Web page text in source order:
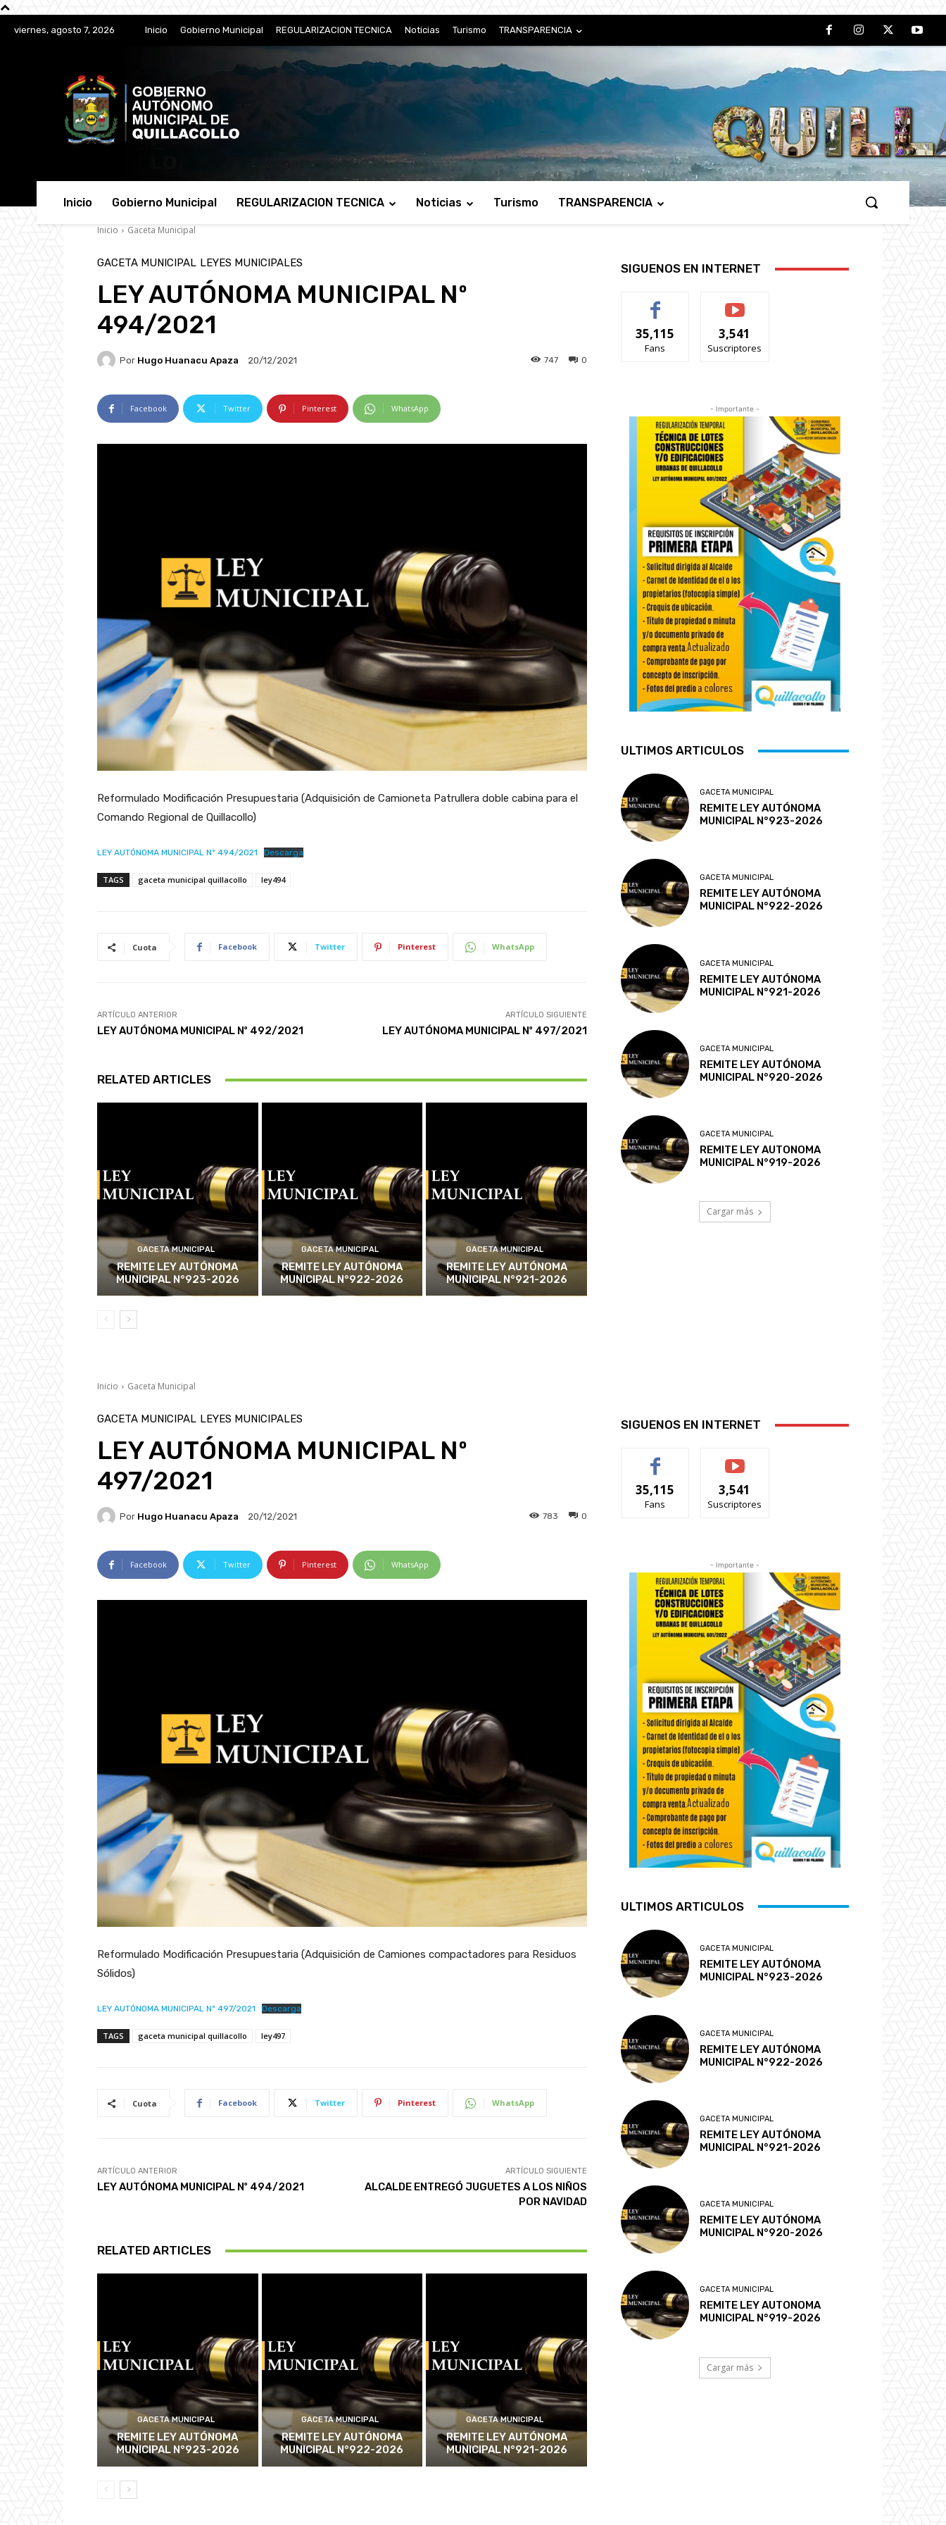
viernes, agosto 7, 2026 Inicio Gobierno Municipal REGULARIZACION TECNICA Noticias Turismo TRANSPARENCIA
Inicio Gobierno Municipal REGULARIZACION TECNICA Noticias Turismo TRANSPARENCIA
Inicio Gaceta Municipal
GACETA MUNICIPAL LEYES MUNICIPALES
LEY AUTÓNOMA MUNICIPAL Nº
494/2021
Por Hugo Huanacu Apaza 20/12/2021 0
747
Facebook Twitter Pinterest WhatsApp
Reformulado Modificación Presupuestaria (Adquisición de Camioneta Patrullera doble cabina para el
Comando Regional de Quillacollo)
LEY AUTÓNOMA MUNICIPAL Nº 494/2021 Descarga
TAGS gaceta municipal quillacollo ley494
Cuota Facebook Twitter Pinterest WhatsApp
ARTÍCULO ANTERIOR
LEY AUTÓNOMA MUNICIPAL Nº 492/2021
ARTÍCULO SIGUIENTE
LEY AUTÓNOMA MUNICIPAL Nº 497/2021
RELATED ARTICLES
GACETA MUNICIPAL
REMITE LEY AUTÓNOMA
MUNICIPAL N°923-2026
GACETA MUNICIPAL
REMITE LEY AUTÓNOMA
MUNICIPAL N°922-2026
GACETA MUNICIPAL
REMITE LEY AUTÓNOMA
MUNICIPAL N°921-2026
SIGUENOS EN INTERNET
35,115
Fans
3,541
Suscriptores
- Importante -
ULTIMOS ARTICULOS
GACETA MUNICIPAL
REMITE LEY AUTÓNOMA
MUNICIPAL N°923-2026
GACETA MUNICIPAL
REMITE LEY AUTÓNOMA
MUNICIPAL N°922-2026
GACETA MUNICIPAL
REMITE LEY AUTÓNOMA
MUNICIPAL N°921-2026
GACETA MUNICIPAL
REMITE LEY AUTÓNOMA
MUNICIPAL N°920-2026
GACETA MUNICIPAL
REMITE LEY AUTONOMA
MUNICIPAL N°919-2026
Cargar más